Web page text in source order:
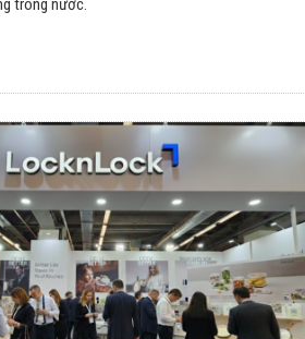
trong nước.